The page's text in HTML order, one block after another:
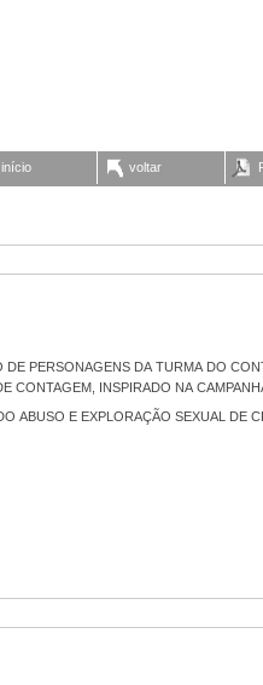
início voltar
INSPIRADO NA